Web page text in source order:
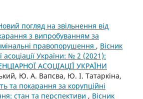
погляд на звільнення від
з випробуванням за
правопорушення , Вісник
асоціації України: № 2 (2021):
АСОЦІАЦІЇ УКРАЇНИ
Ю. А. Вапсва, Ю. І. Татаркіна,
та покарання за корупційні
стан та перспективи , Вісник